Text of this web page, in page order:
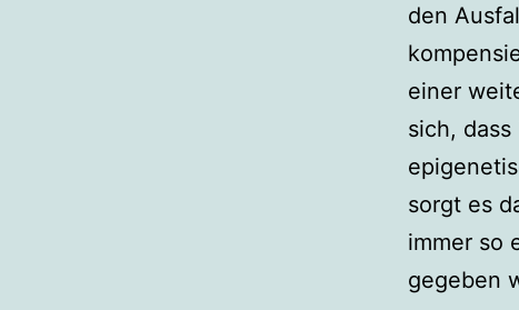
den
einer
sich, dass
sorgt es
immer so
gegeben